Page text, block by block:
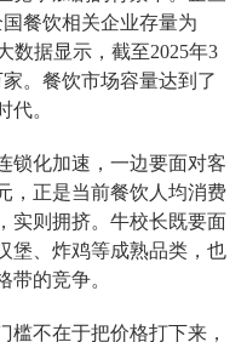
餐饮相关企业存量为
数据显示，截至2025年3
。餐饮市场容量达到了
代。
锁化加速，一边要面对客
，正是当前餐饮人均消费
实则拥挤。牛校长既要面
堡、炸鸡等成熟品类，也
带的竞争。
槛不在于把价格打下来，